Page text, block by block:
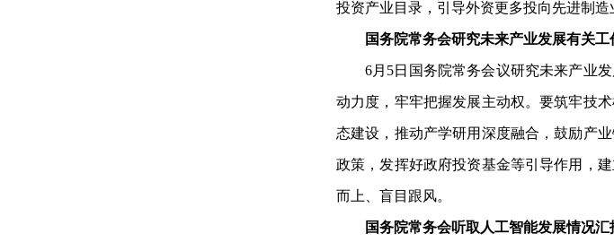
投资产业目录，引导外资更多投向先进制造
国务院常务会研究未来产业发展有关工
6月5日国务院常务会议研究未来产业
动力度，牢牢把握发展主动权。要筑牢技
态建设，推动产学研用深度融合，鼓励产
政策，发挥好政府投资基金等引导作用，
而上、盲目跟风。
国务院常务会听取人工智能发展情况汇